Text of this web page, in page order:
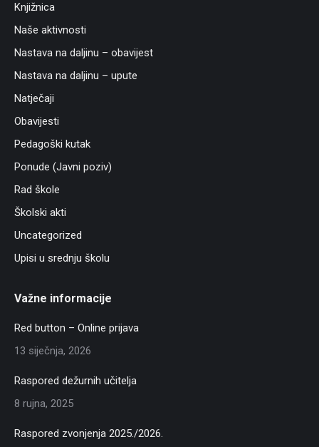
Knjižnica
Naše aktivnosti
Nastava na daljinu – obavijest
Nastava na daljinu – upute
Natječaji
Obavijesti
Pedagoški kutak
Ponude (Javni poziv)
Rad škole
Školski akti
Uncategorized
Upisi u srednju školu
Važne informacije
Red button – Online prijava
13 siječnja, 2026
Raspored dežurnih učitelja
8 rujna, 2025
Raspored zvonjenja 2025./2026.